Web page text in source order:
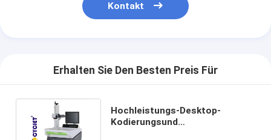
Kontakt
Erhalten Sie Den Besten Preis Für
Hochleistungs-Desktop-
Kodierungsund